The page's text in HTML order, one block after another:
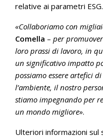
relative ai parametri ESG.
«Collaboriamo con
Comella – per
loro prassi di lavoro, in
un significativo impatto
possiamo essere artefici
l’ambiente, il nostro
stiamo impegnando per
un mondo migliore».
Ulteriori informazioni sul